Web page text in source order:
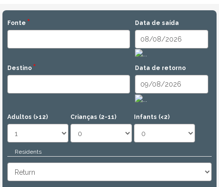
Fonte *
Data de saída
Date
Destino *
Data de retorno
Adultos (>12) Crianças (2-11) Infants (<2)
Mostrar
Residents